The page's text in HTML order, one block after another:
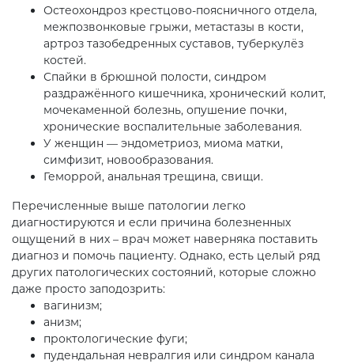
Остеохондроз крестцово-поясничного отдела,
межпозвонковые грыжи, метастазы в кости,
артроз тазобедренных суставов, туберкулёз
костей.
Спайки в брюшной полости, синдром
раздражённого кишечника, хронический колит,
мочекаменной болезнь, опушение почки,
хронические воспалительные заболевания.
У женщин — эндометриоз, миома матки,
симфизит, новообразования.
Геморрой, анальная трещина, свищи.
Перечисленные выше патологии легко
диагностируются и если причина болезненных
ощущений в них – врач может наверняка поставить
диагноз и помочь пациенту. Однако, есть целый ряд
других патологических состояний, которые сложно
даже просто заподозрить:
вагинизм;
анизм;
проктологические фуги;
пудендальная невралгия или синдром канала